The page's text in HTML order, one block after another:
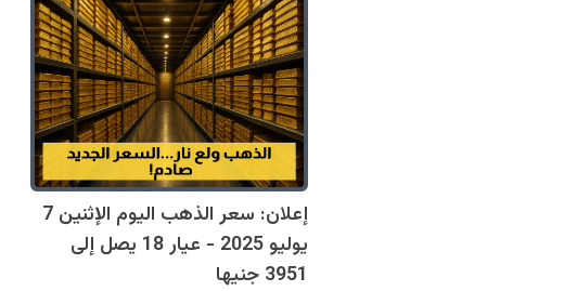
إعلان: سعر الذهب اليوم الإثنين 7
يوليو 2025 - عيار 18 يصل إلى
3951 جنيها